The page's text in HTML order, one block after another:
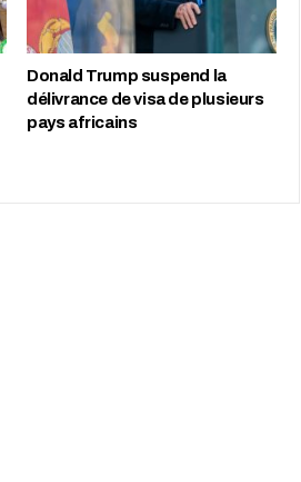
Donald Trump suspend la
délivrance de visa de plusieurs
pays africains